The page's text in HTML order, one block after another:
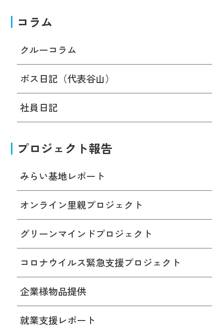
コラム
クルーコラム
ボス日記（代表谷山）
社員日記
プロジェクト報告
みらい基地レポート
オンライン里親プロジェクト
グリーンマインドプロジェクト
コロナウイルス緊急支援プロジェクト
企業様物品提供
就業支援レポート